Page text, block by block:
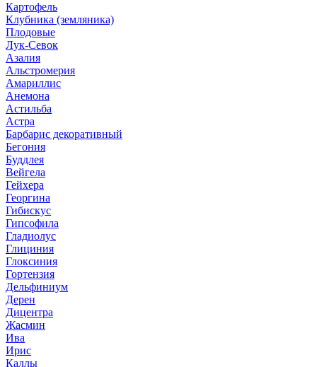
Картофель
Клубника (земляника)
Плодовые
Лук-Севок
Азалия
Альстромерия
Амариллис
Анемона
Астильба
Астра
Барбарис декоративный
Бегония
Буддлея
Вейгела
Гейхера
Георгина
Гибискус
Гипсофила
Гладиолус
Глициния
Глоксиния
Гортензия
Дельфиниум
Дерен
Дицентра
Жасмин
Ива
Ирис
Каллы